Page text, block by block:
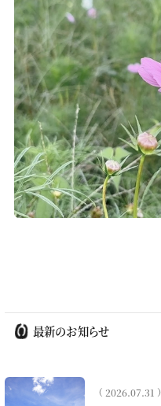
最新のお知らせ
（ 2026.07.31 ）